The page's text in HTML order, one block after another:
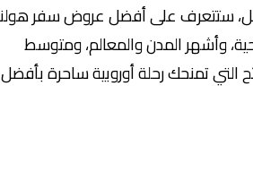
على أفضل عروض سفر هولندا،
وأشهر المدن والمعالم، ومتوسط
تمنحك رحلة أوروبية ساحرة بأفضل